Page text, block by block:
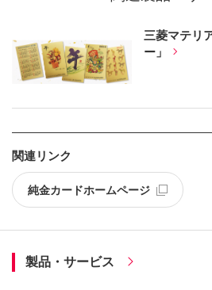
三菱マテリ
ー」
関連リンク
純金カードホームページ
製品・サービス